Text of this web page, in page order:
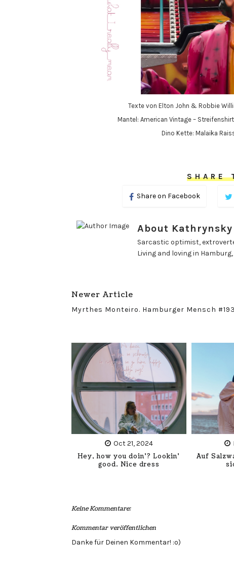
Texte von Elton John & Robbie
Mantel: American Vintage –
Dino Kette: Malaika
SHARE
Share on Facebook
About Kathrynsky
Sarcastic optimist,
Living and loving in Hamburg,
Newer Article
Myrthes Monteiro. Hamburger Mensch #193
Oct 21, 2024
Hey, how you doin'? Lookin'
good. Nice dress
Auf
Keine Kommentare:
Kommentar veröffentlichen
Danke für Deinen Kommentar! :o)